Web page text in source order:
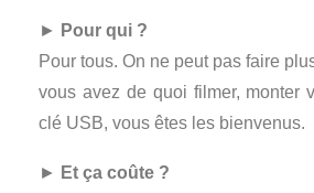
►
Pour qui ?
Pour tous. On ne peut pas faire
vous avez de quoi filmer, monter
clé USB, vous êtes les bienvenus.
►
Et ça coûte ?